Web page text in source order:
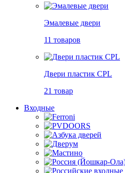
Эмалевые двери
11 товаров
Двери пластик CPL
21 товар
Входные